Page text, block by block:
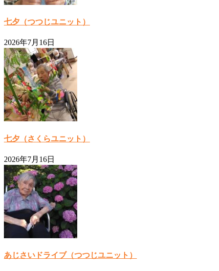
七夕（つつじユニット）
2026年7月16日
七夕（さくらユニット）
2026年7月16日
あじさいドライブ（つつじユニット）